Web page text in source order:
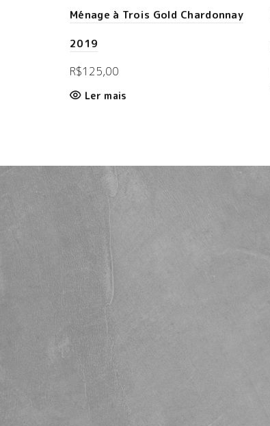
Ménage à Trois Gold Chardonnay
2019
R$125,00
Ler mais